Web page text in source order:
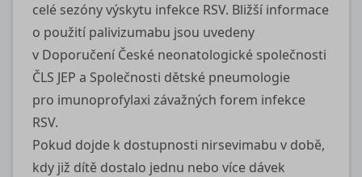
celé sezóny výskytu infekce RSV. Bližší informace
o použití palivizumabu jsou uvedeny
v Doporučení České neonatologické společnosti
ČLS JEP a Společnosti dětské pneumologie
pro imunoprofylaxi závažných forem infekce
RSV.
Pokud dojde k dostupnosti nirsevimabu v době,
kdy již dítě dostalo jednu nebo více dávek